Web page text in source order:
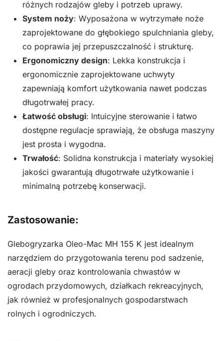
różnych rodzajów gleby i potrzeb uprawy.
System noży: Wyposażona w wytrzymałe noże
zaprojektowane do głębokiego spulchniania gleby,
co poprawia jej przepuszczalność i strukturę.
Ergonomiczny design: Lekka konstrukcja i
ergonomicznie zaprojektowane uchwyty
zapewniają komfort użytkowania nawet podczas
długotrwałej pracy.
Łatwość obsługi: Intuicyjne sterowanie i łatwo
dostępne regulacje sprawiają, że obsługa maszyny
jest prosta i wygodna.
Trwałość: Solidna konstrukcja i materiały wysokiej
jakości gwarantują długotrwałe użytkowanie i
minimalną potrzebę konserwacji.
Zastosowanie:
Glebogryzarka Oleo-Mac MH 155 K jest idealnym
narzędziem do przygotowania terenu pod sadzenie,
aeracji gleby oraz kontrolowania chwastów w
ogrodach przydomowych, działkach rekreacyjnych,
jak również w profesjonalnych gospodarstwach
rolnych i ogrodniczych.